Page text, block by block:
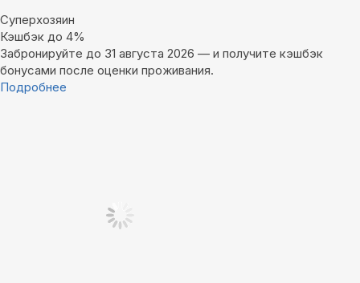
Суперхозяин
Кэшбэк до 4%
Забронируйте до 31 августа 2026 — и получите кэшбэк
бонусами после оценки проживания.
Подробнее